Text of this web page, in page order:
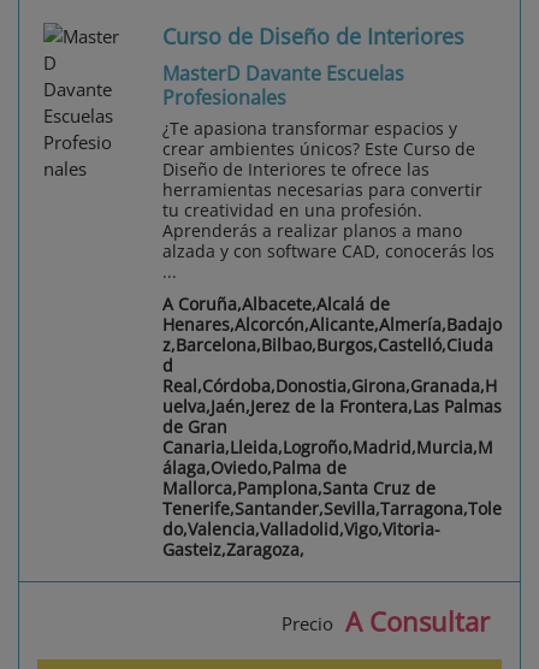
Curso de Diseño de Interiores
MasterD Davante Escuelas
Profesionales
¿Te apasiona transformar espacios y
crear ambientes únicos? Este Curso de
Diseño de Interiores te ofrece las
herramientas necesarias para convertir
tu creatividad en una profesión.
Aprenderás a realizar planos a mano
alzada y con software CAD, conocerás los
...
A Coruña,Albacete,Alcalá de
Henares,Alcorcón,Alicante,Almería,Badajo
z,Barcelona,Bilbao,Burgos,Castelló,Ciuda
d
Real,Córdoba,Donostia,Girona,Granada,H
uelva,Jaén,Jerez de la Frontera,Las Palmas
de Gran
Canaria,Lleida,Logroño,Madrid,Murcia,M
álaga,Oviedo,Palma de
Mallorca,Pamplona,Santa Cruz de
Tenerife,Santander,Sevilla,Tarragona,Tole
do,Valencia,Valladolid,Vigo,Vitoria-
Gasteiz,Zaragoza,
Precio A Consultar